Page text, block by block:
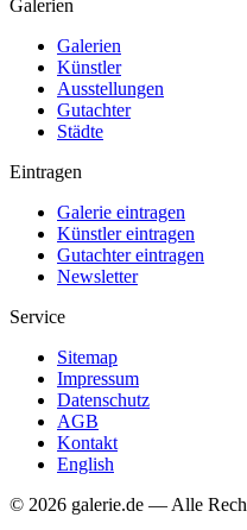
Galerien
Galerien
Künstler
Ausstellungen
Gutachter
Städte
Eintragen
Galerie eintragen
Künstler eintragen
Gutachter eintragen
Newsletter
Service
Sitemap
Impressum
Datenschutz
AGB
Kontakt
English
© 2026 galerie.de — Alle